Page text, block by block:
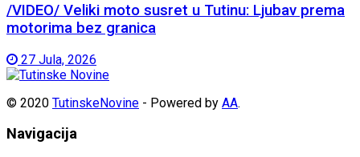
/VIDEO/ Veliki moto susret u Tutinu: Ljubav prema
motorima bez granica
27 Jula, 2026
© 2020 TutinskeNovine - Powered by AA.
Navigacija